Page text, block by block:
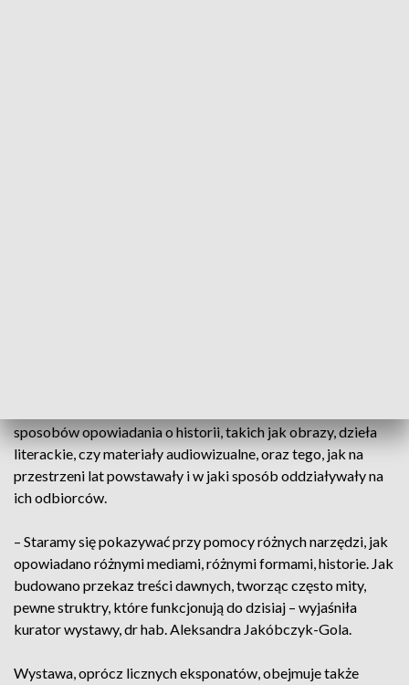
sposobów opowiadania o historii, takich jak obrazy, dzieła
literackie, czy materiały audiowizualne, oraz tego, jak na
przestrzeni lat powstawały i w jaki sposób oddziaływały na
ich odbiorców.
– Staramy się pokazywać przy pomocy różnych narzędzi, jak
opowiadano różnymi mediami, różnymi formami, historie. Jak
budowano przekaz treści dawnych, tworząc często mity,
pewne struktry, które funkcjonują do dzisiaj – wyjaśniła
kurator wystawy, dr hab. Aleksandra Jakóbczyk-Gola.
Wystawa, oprócz licznych eksponatów, obejmuje także